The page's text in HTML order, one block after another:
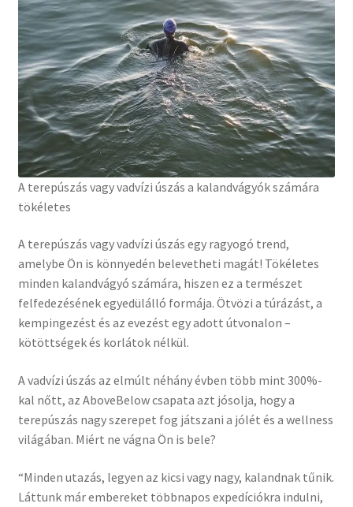
A terepúszás vagy vadvízi úszás a kalandvágyók számára
tökéletes
A terepúszás vagy vadvízi úszás egy ragyogó trend,
amelybe Ön is könnyedén belevetheti magát! Tökéletes
minden kalandvágyó számára, hiszen ez a természet
felfedezésének egyedülálló formája. Ötvözi a túrázást, a
kempingezést és az evezést egy adott útvonalon –
kötöttségek és korlátok nélkül.
A vadvízi úszás az elmúlt néhány évben több mint 300%-
kal nőtt, az AboveBelow csapata azt jósolja, hogy a
terepúszás nagy szerepet fog játszani a jólét és a wellness
világában. Miért ne vágna Ön is bele?
“Minden utazás, legyen az kicsi vagy nagy, kalandnak tűnik.
Láttunk már embereket többnapos expedíciókra indulni,